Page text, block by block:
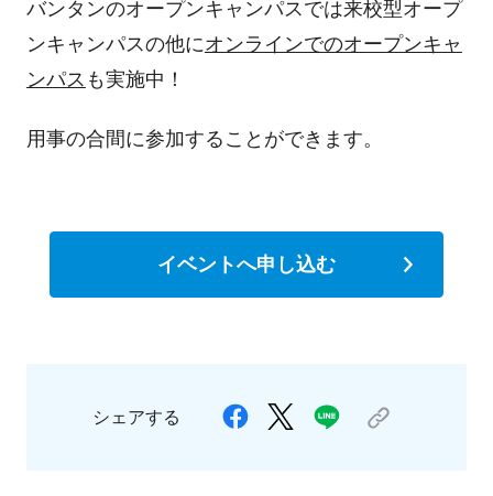
バンタンのオープンキャンパスでは来校型オープ
ンキャンパスの他にオンラインでのオープンキャ
ンパス も実施中！
用事の合間に参加することができます。
イベントへ申し込む
シェアする